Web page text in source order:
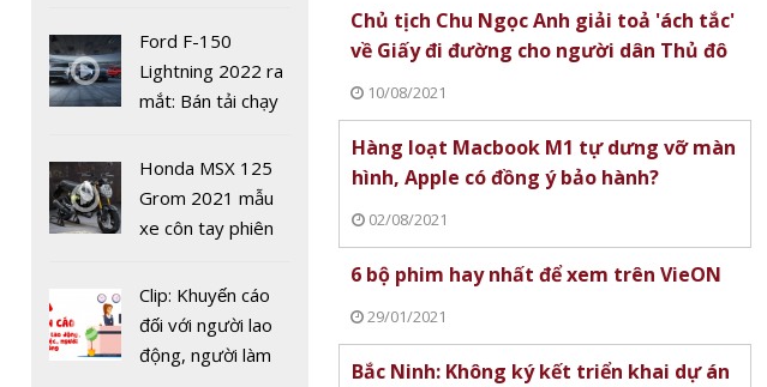
Thị trường chứng
Tín hiệu kỹ thuật
phiên chiều
19
Ford F-150
Lightning 2022 ra
mắt: Bán tải chạy
chưa đến 40 nghìn
USD
Honda MSX 125
Grom 2021 mẫu
xe côn tay phiên
Clip: Khuyến cáo
đối với người lao
động, người làm
Chủ tịch Chu Ngọc Anh giải toả 'ách tắc'
về Giấy đi đường cho người dân Thủ đô
10/08/2021
Hàng loạt Macbook M1 tự dưng vỡ màn
hình, Apple có đồng ý bảo hành?
02/08/2021
6 bộ phim hay nhất để xem trên VieON
29/01/2021
Bắc Ninh: Không ký kết triển khai dự án